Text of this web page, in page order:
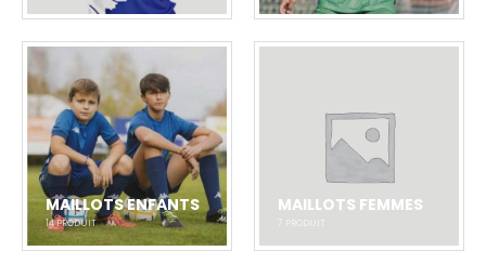
MAILLOTS ENFANTS
14PRODUIT
MAILLOTS FEMMES